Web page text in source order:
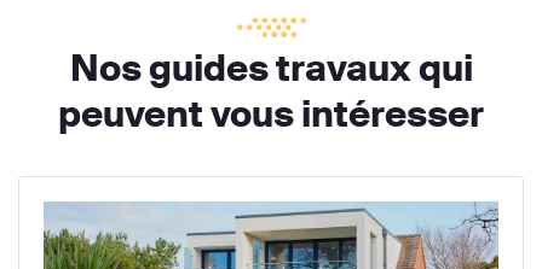
Nos guides travaux qui
peuvent vous intéresser